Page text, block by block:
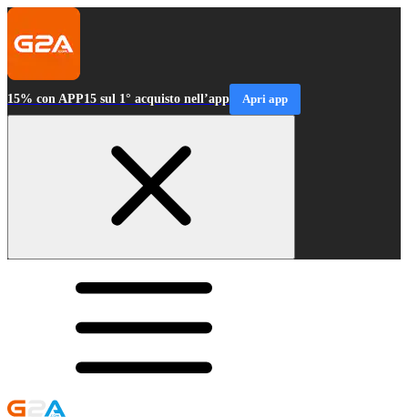
15% con APP15 sul 1° acquisto nell’app Apri app